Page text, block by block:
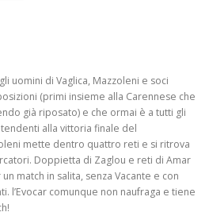
uomini di Vaglica, Mazzoleni e soci
(primi insieme alla Carennese che
già riposato) e che ormai è a tutti gli
alla vittoria finale del
mette dentro quattro reti e si ritrova
Doppietta di Zaglou e reti di Amar
un match in salita, senza Vacante e con
l’Evocar comunque non naufraga e tiene